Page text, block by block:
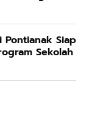
Siap
Sekolah